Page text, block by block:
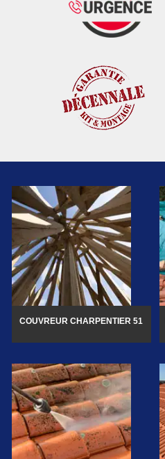
COUVREUR CHARPENTIER 51